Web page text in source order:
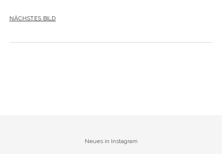
NÄCHSTES BILD
Neues in Instagram